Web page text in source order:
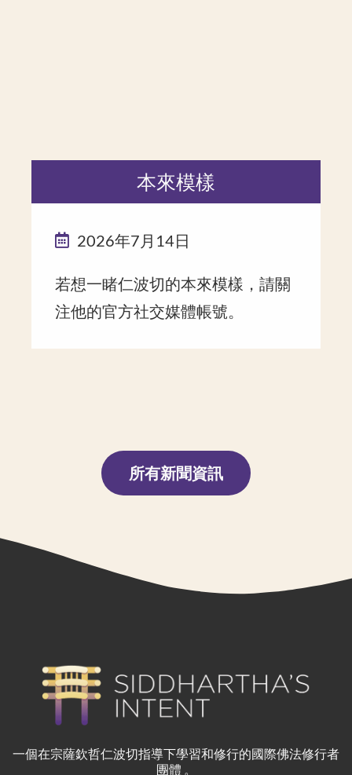
本來模樣
2026年7月14日
若想一睹仁波切的本來模樣，請關
注他的官方社交媒體帳號。
所有新聞資訊
一個在宗薩欽哲仁波切指導下學習和修行的國際佛法修行者
團體 。